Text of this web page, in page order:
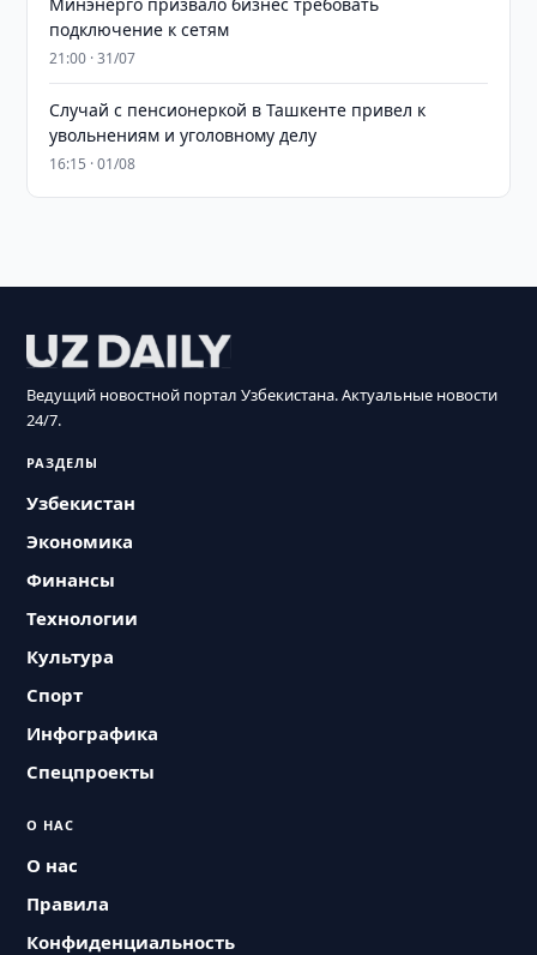
подключение к сетям
21:00 · 31/07
Случай с пенсионеркой в Ташкенте привел к
увольнениям и уголовному делу
16:15 · 01/08
Ведущий новостной портал Узбекистана. Актуальные новости
24/7.
РАЗДЕЛЫ
Узбекистан
Экономика
Финансы
Технологии
Культура
Спорт
Инфографика
Спецпроекты
О НАС
О нас
Правила
Конфиденциальность